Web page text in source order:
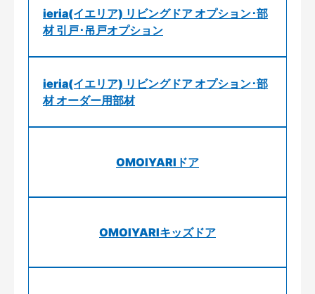
ieria(イエリア) リビングドア オプション･部
材 引戸･吊戸オプション
ieria(イエリア) リビングドア オプション･部
材 オーダー用部材
OMOIYARIドア
OMOIYARIキッズドア